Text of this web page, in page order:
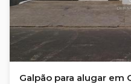
Galpão para alugar em